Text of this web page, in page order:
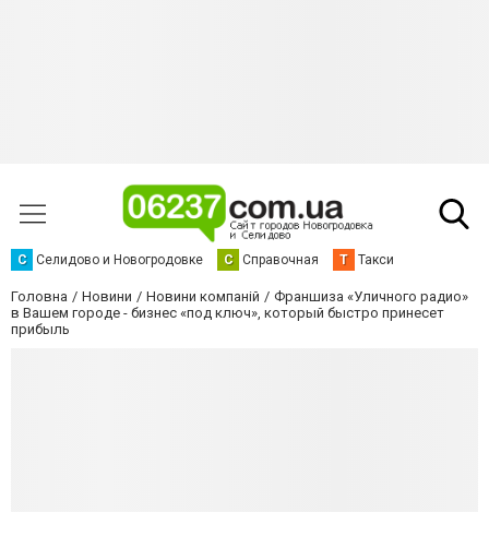
С Селидово и Новогродовке С Справочная Т Такси
Головна Новини Новини компаній
Франшиза «Уличного радио»
в Вашем городе - бизнес «под ключ», который быстро принесет
прибыль